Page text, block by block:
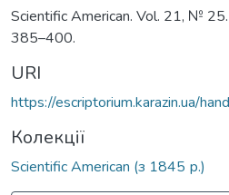
Scientific American. Vol. 21, №
385–400.
URI
https://escriptorium.karazin.ua/
Колекції
Scientific American (з 1845 р.)